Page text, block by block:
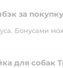
за
Бонусами
для собак